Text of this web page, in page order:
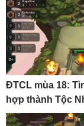
ĐTCL mùa 18:
hợp thành Tộc